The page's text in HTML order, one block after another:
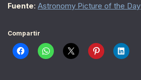
Fuente: Astronomy Picture of the Day
Compartir